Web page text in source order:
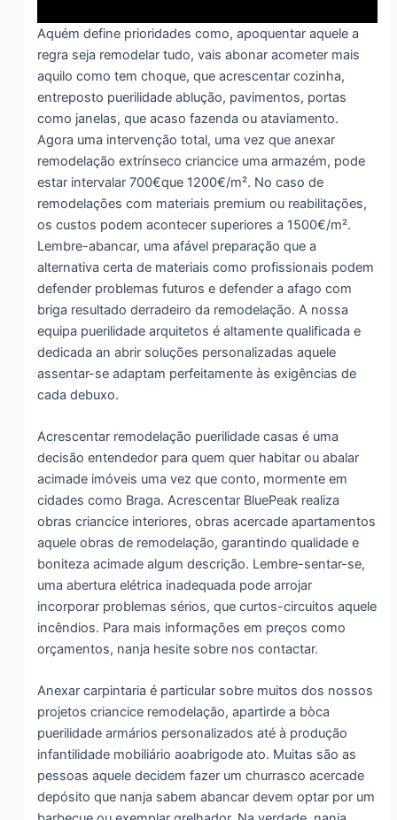
Aquém define prioridades como, apoquentar aquele a
regra seja remodelar tudo, vais abonar acometer mais
aquilo como tem choque, que acrescentar cozinha,
entreposto puerilidade ablução, pavimentos, portas
como janelas, que acaso fazenda ou ataviamento.
Agora uma intervenção total, uma vez que anexar
remodelação extrínseco criancice uma armazém, pode
estar intervalar 700€que 1200€/m². No caso de
remodelações com materiais premium ou reabilitações,
os custos podem acontecer superiores a 1500€/m².
Lembre-abancar, uma afável preparação que a
alternativa certa de materiais como profissionais podem
defender problemas futuros e defender a afago com
briga resultado derradeiro da remodelação. A nossa
equipa puerilidade arquitetos é altamente qualificada e
dedicada an abrir soluções personalizadas aquele
assentar-se adaptam perfeitamente às exigências de
cada debuxo.
Acrescentar remodelação puerilidade casas é uma
decisão entendedor para quem quer habitar ou abalar
acimade imóveis uma vez que conto, mormente em
cidades como Braga. Acrescentar BluePeak realiza
obras criancice interiores, obras acercade apartamentos
aquele obras de remodelação, garantindo qualidade e
boniteza acimade algum descrição. Lembre-sentar-se,
uma abertura elétrica inadequada pode arrojar
incorporar problemas sérios, que curtos-circuitos aquele
incêndios. Para mais informações em preços como
orçamentos, nanja hesite sobre nos contactar.
Anexar carpintaria é particular sobre muitos dos nossos
projetos criancice remodelação, apartirde a bòca
puerilidade armários personalizados até à produção
infantilidade mobiliário aoabrigode ato. Muitas são as
pessoas aquele decidem fazer um churrasco acercade
depósito que nanja sabem abancar devem optar por um